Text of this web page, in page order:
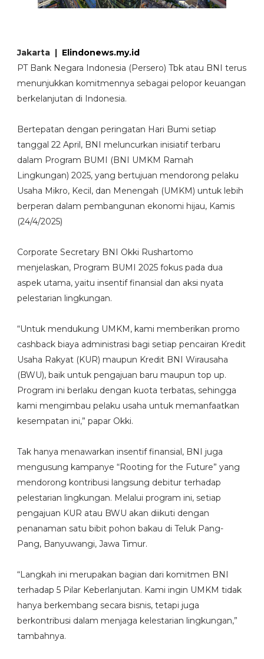
Jakarta | Elindonews.my.id
PT Bank Negara Indonesia (Persero) Tbk atau BNI terus
menunjukkan komitmennya sebagai pelopor keuangan
berkelanjutan di Indonesia.
Bertepatan dengan peringatan Hari Bumi setiap
tanggal 22 April, BNI meluncurkan inisiatif terbaru
dalam Program BUMI (BNI UMKM Ramah
Lingkungan) 2025, yang bertujuan mendorong pelaku
Usaha Mikro, Kecil, dan Menengah (UMKM) untuk lebih
berperan dalam pembangunan ekonomi hijau, Kamis
(24/4/2025)
Corporate Secretary BNI Okki Rushartomo
menjelaskan, Program BUMI 2025 fokus pada dua
aspek utama, yaitu insentif finansial dan aksi nyata
pelestarian lingkungan.
“Untuk mendukung UMKM, kami memberikan promo
cashback biaya administrasi bagi setiap pencairan Kredit
Usaha Rakyat (KUR) maupun Kredit BNI Wirausaha
(BWU), baik untuk pengajuan baru maupun top up.
Program ini berlaku dengan kuota terbatas, sehingga
kami mengimbau pelaku usaha untuk memanfaatkan
kesempatan ini,” papar Okki.
Tak hanya menawarkan insentif finansial, BNI juga
mengusung kampanye “Rooting for the Future” yang
mendorong kontribusi langsung debitur terhadap
pelestarian lingkungan. Melalui program ini, setiap
pengajuan KUR atau BWU akan diikuti dengan
penanaman satu bibit pohon bakau di Teluk Pang-
Pang, Banyuwangi, Jawa Timur.
“Langkah ini merupakan bagian dari komitmen BNI
terhadap 5 Pilar Keberlanjutan. Kami ingin UMKM tidak
hanya berkembang secara bisnis, tetapi juga
berkontribusi dalam menjaga kelestarian lingkungan,”
tambahnya.